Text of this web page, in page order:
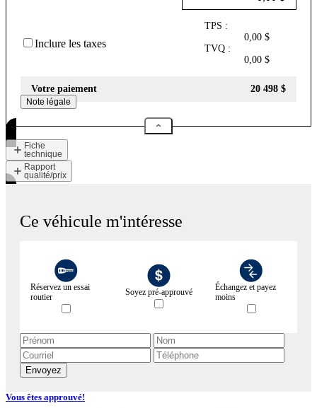
Inclure les taxes
TPS :
0,00 $
TVQ :
0,00 $
Votre paiement 20 498 $
Note légale
Fiche
technique
Rapport
qualité/prix
Ce véhicule m'intéresse
Réservez un essai
routier
Soyez pré-approuvé
Échangez et payez
moins
Envoyez
Vous êtes approuvé!